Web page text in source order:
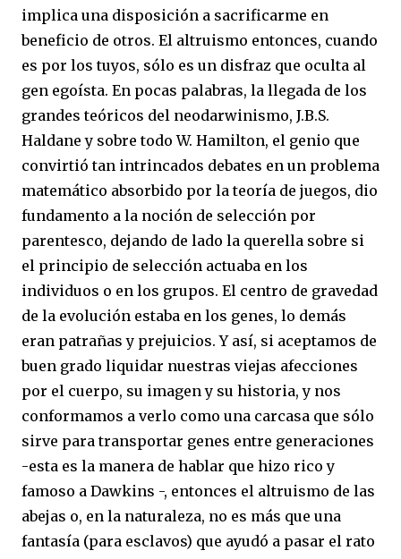
implica una disposición a sacrificarme en
beneficio de otros. El altruismo entonces, cuando
es por los tuyos, sólo es un disfraz que oculta al
gen egoísta. En pocas palabras, la llegada de los
grandes teóricos del neodarwinismo, J.B.S.
Haldane y sobre todo W. Hamilton, el genio que
convirtió tan intrincados debates en un problema
matemático absorbido por la teoría de juegos, dio
fundamento a la noción de selección por
parentesco, dejando de lado la querella sobre si
el principio de selección actuaba en los
individuos o en los grupos. El centro de gravedad
de la evolución estaba en los genes, lo demás
eran patrañas y prejuicios. Y así, si aceptamos de
buen grado liquidar nuestras viejas afecciones
por el cuerpo, su imagen y su historia, y nos
conformamos a verlo como una carcasa que sólo
sirve para transportar genes entre generaciones
-esta es la manera de hablar que hizo rico y
famoso a Dawkins -, entonces el altruismo de las
abejas o, en la naturaleza, no es más que una
fantasía (para esclavos) que ayudó a pasar el rato